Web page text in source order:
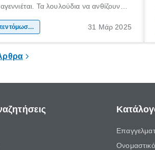
Τα λουλούδια να ανθίζουν
οφείλω να παραδεχτώ, πως πίστεψα
απεντόμωση / προστασία κατοικίας 31 Μάρ 2025